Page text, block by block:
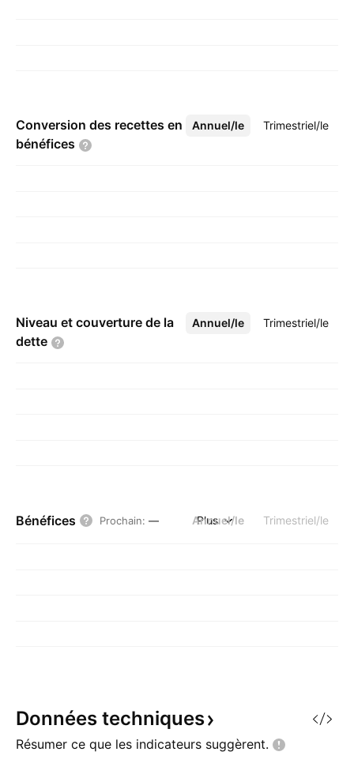
Conversion des recettes en
bénéfices
Annuel/le Trimestriel/le
Plus
Niveau et couverture de la
dette
Annuel/le Trimestriel/le
Plus
Bénéfices Prochain: — Annuel/le Trimestriel/le
Plus
Données techniques
Résumer ce que les indicateurs suggèrent.